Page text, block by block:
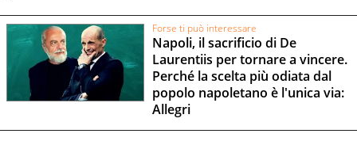
Forse ti può interessare
Napoli, il sacrificio di De
Laurentiis per tornare a vincere.
Perché la scelta più odiata dal
popolo napoletano è l'unica via:
Allegri